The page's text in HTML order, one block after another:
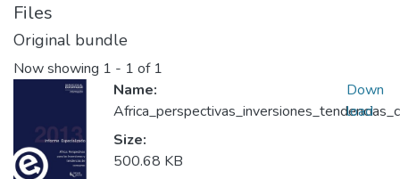
Files
Original bundle
Now showing 1 - 1 of 1
Name:
Size:
500.68 KB
Down
load